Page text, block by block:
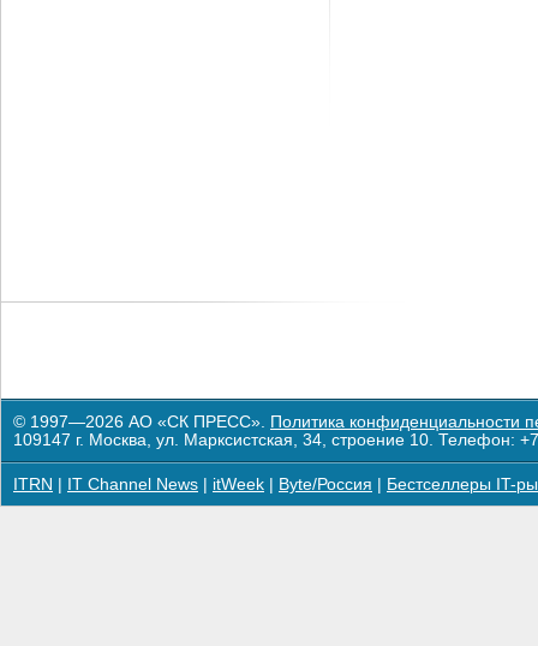
© 1997—2026 АО «СК ПРЕСС». Политика конфиденциальности
109147 г. Москва, ул. Марксистская, 34, строение 10. Телефон:
ITRN IT Channel News itWeek Byte/Россия Бестселлеры IT-